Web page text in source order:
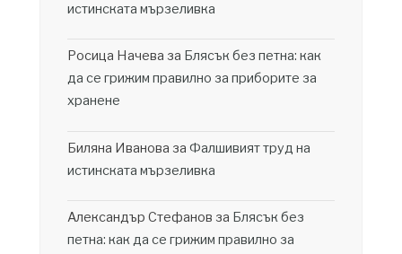
истинската мързеливка
Росица Начева за Блясък без петна: как
да се грижим правилно за приборите за
хранене
Биляна Иванова за Фалшивият труд на
истинската мързеливка
Александър Стефанов за Блясък без
петна: как да се грижим правилно за